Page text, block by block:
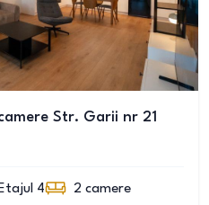
Str. Garii nr 21
Etajul 4 2 camere